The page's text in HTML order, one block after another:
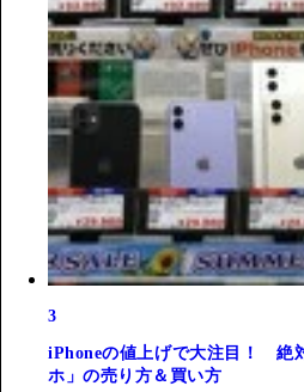
3
iPhoneの値上げで大注目！ 絶
ホ」の売り方＆買い方